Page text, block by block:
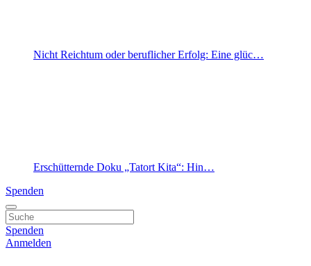
Nicht Reichtum oder beruflicher Erfolg: Eine glüc…
Erschütternde Doku „Tatort Kita“: Hin…
Spenden
Spenden
Anmelden